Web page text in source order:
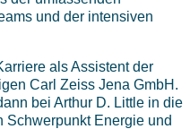
und der intensiven
als Assistent der
Carl Zeiss Jena GmbH.
bei Arthur D. Little in die
Schwerpunkt Energie und